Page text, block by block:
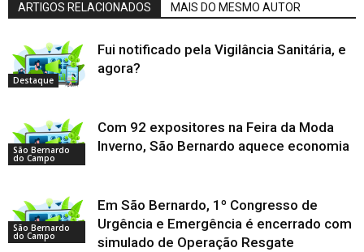
ARTIGOS RELACIONADOS MAIS DO MESMO AUTOR
Destaque
Fui notificado pela Vigilância Sanitária, e
agora?
São Bernardo
do Campo
Com 92 expositores na Feira da Moda
Inverno, São Bernardo aquece economia
São Bernardo
do Campo
Em São Bernardo, 1º Congresso de
Urgência e Emergência é encerrado com
simulado de Operação Resgate